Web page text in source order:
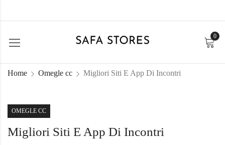
0
Home Omegle cc Migliori Siti E App Di Incontri
OMEGLE CC
Migliori Siti E App Di Incontri